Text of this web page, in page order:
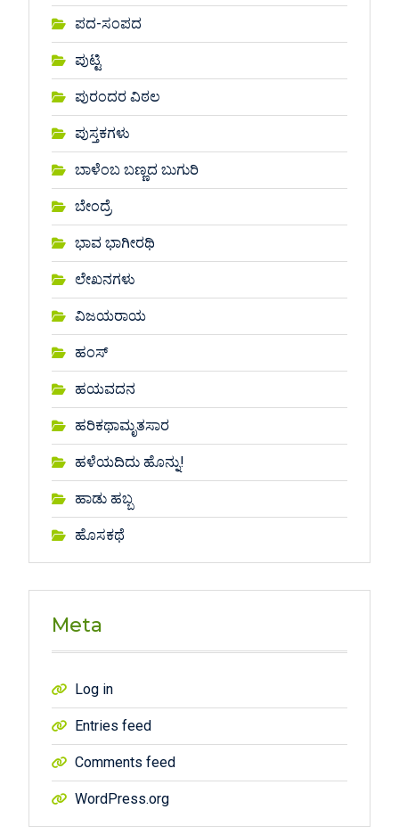
ಪದ-ಸಂಪದ
ಪುಟ್ಟಿ
ಪುರಂದರ ವಿಠಲ
ಪುಸ್ತಕಗಳು
ಬಾಳೆಂಬ ಬಣ್ಣದ ಬುಗುರಿ
ಬೇಂದ್ರೆ
ಭಾವ ಭಾಗೀರಥಿ
ಲೇಖನಗಳು
ವಿಜಯರಾಯ
ಹಂಸ್
ಹಯವದನ
ಹರಿಕಥಾಮೃತಸಾರ
ಹಳೆಯದಿದು ಹೊನ್ನು!
ಹಾಡು ಹಬ್ಬ
ಹೊಸಕಥೆ
Meta
Log in
Entries feed
Comments feed
WordPress.org